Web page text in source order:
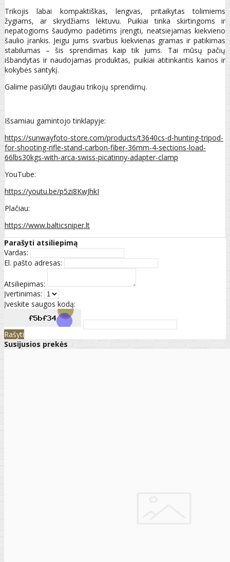
Trikojis labai kompaktiškas, lengvas, pritaikytas tolimiems
žygiams, ar skrydžiams lėktuvu. Puikiai tinka skirtingoms ir
nepatogioms šaudymo padėtims įrengti, neatsiejamas kiekvieno
šaulio įrankis. Jeigu jums svarbus kiekvienas gramas ir patikimas
stabilumas – šis sprendimas kaip tik jums. Tai mūsų pačių
išbandytas ir naudojamas produktas, puikiai atitinkantis kainos ir
kokybės santykį.
Galime pasiūlyti daugiau trikojų sprendimų.
Išsamiau gamintojo tinklapyje:
https://sunwayfoto-store.com/products/t3640cs-d-hunting-tripod-
for-shooting-rifle-stand-carbon-fiber-36mm-4-sections-load-
66lbs30kgs-with-arca-swiss-picatinny-adapter-clamp
YouTube:
https://youtu.be/p5zi8KwJhkI
Plačiau:
https://www.balticsniper.lt
Parašyti atsiliepimą
Vardas:
El. pašto adresas:
Atsiliepimas:
Įvertinimas:
Įveskite saugos kodą:
Rašyti
Susijusios prekės